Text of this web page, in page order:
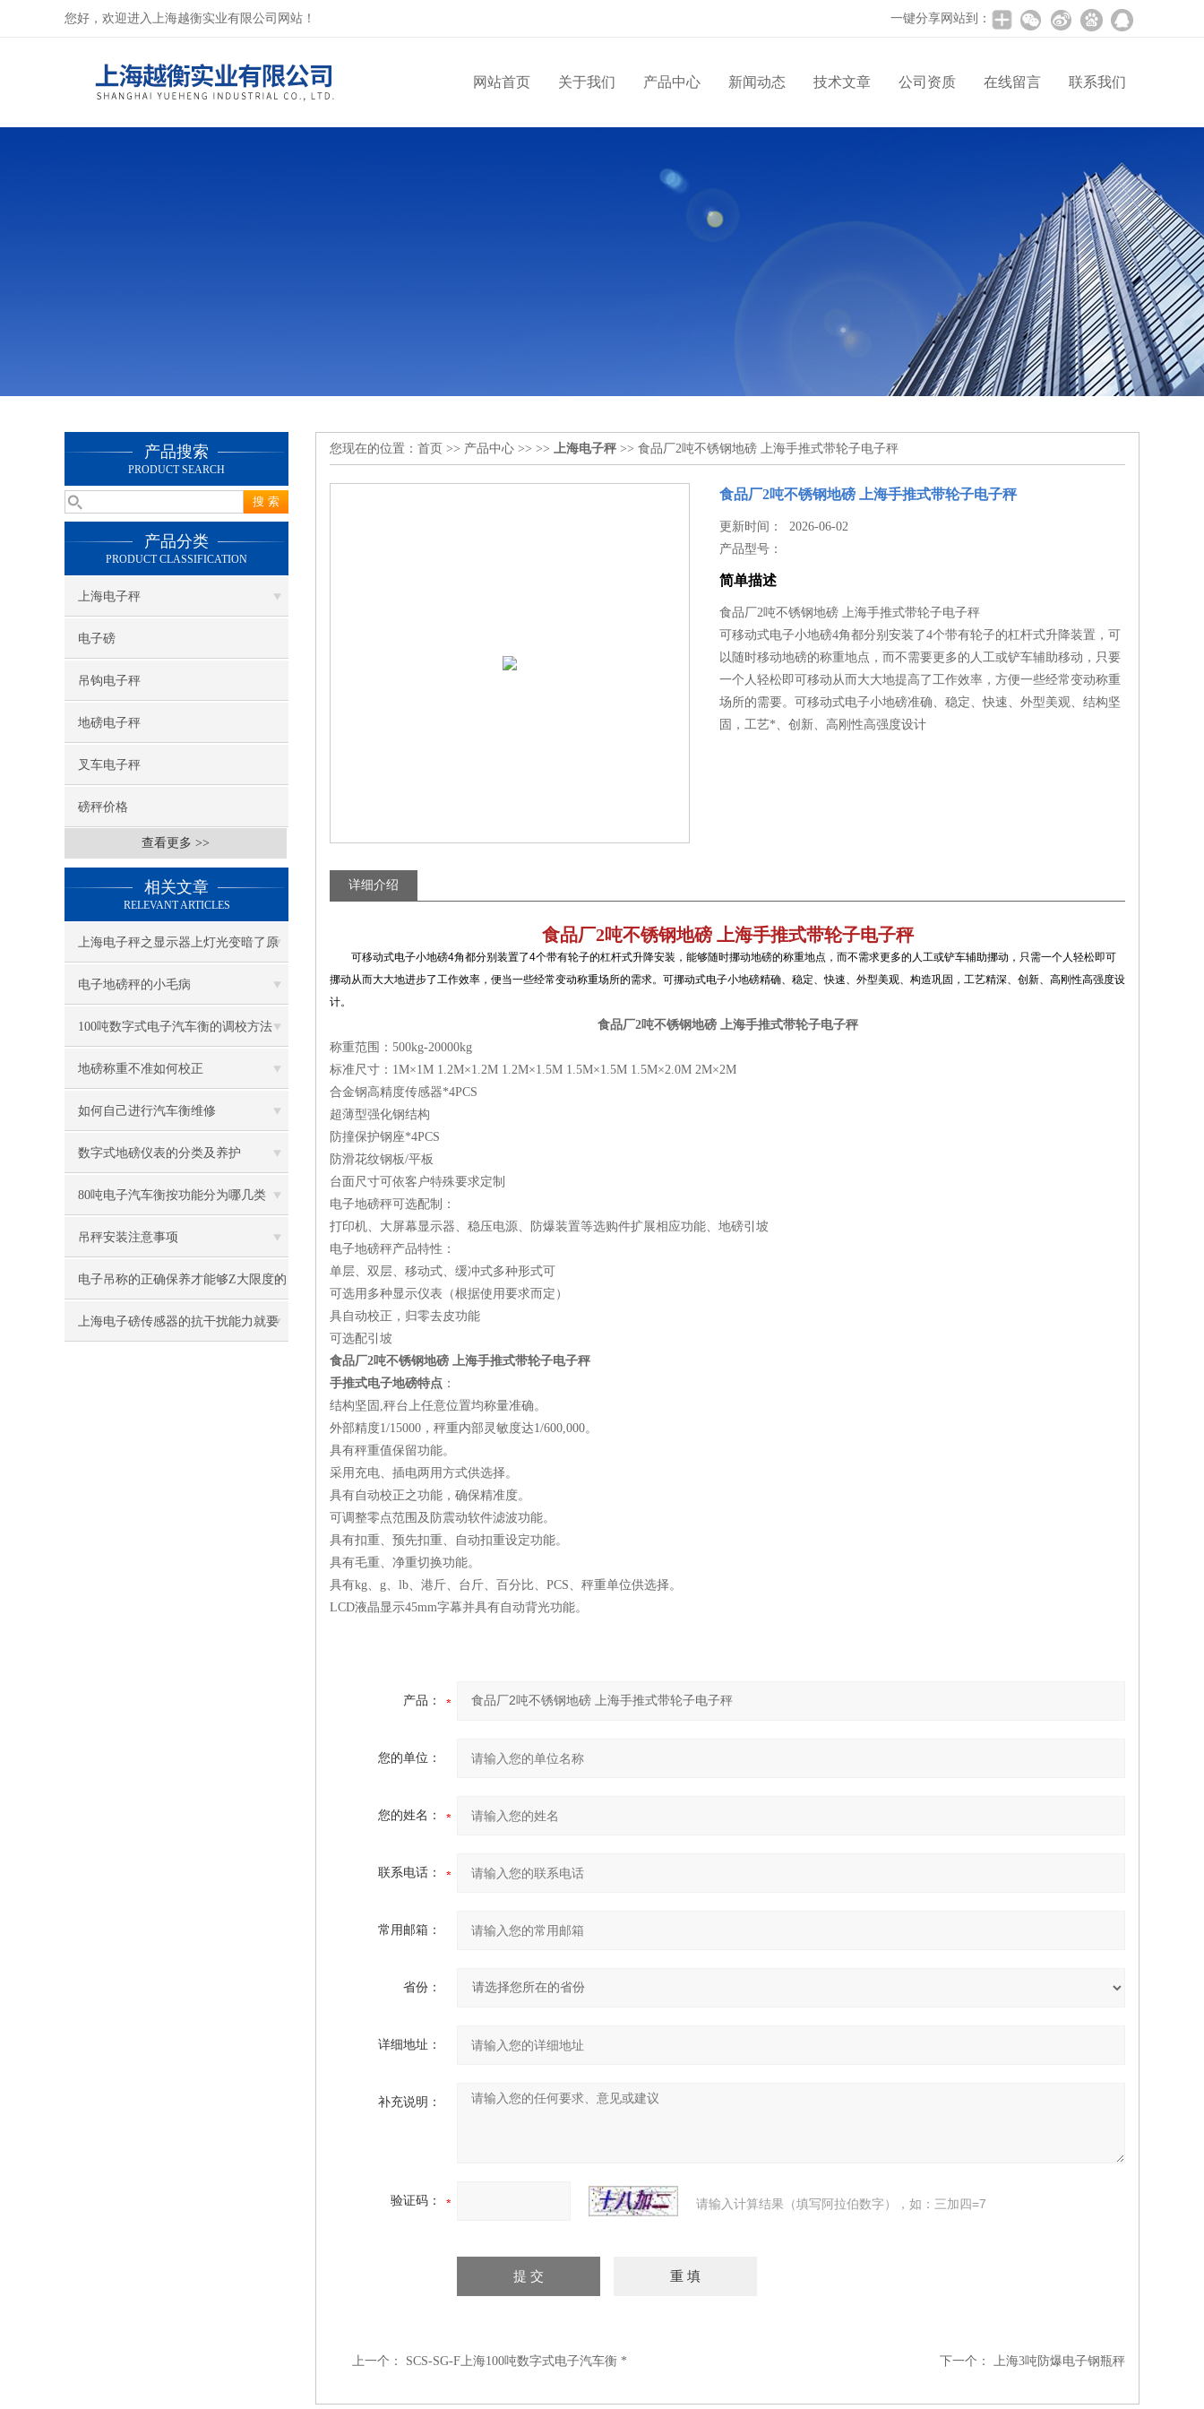
您好，欢迎进入上海越衡实业有限公司网站！ 一键分享网站到：
网站首页 关于我们 产品中心 新闻动态 技术文章 公司资质 在线留言 联系我们
产品搜索
PRODUCT SEARCH
产品分类
PRODUCT CLASSIFICATION
上海电子秤
电子磅
吊钩电子秤
地磅电子秤
叉车电子秤
磅秤价格
查看更多 >>
相关文章
RELEVANT ARTICLES
上海电子秤之显示器上灯光变暗了原
因
电子地磅秤的小毛病
100吨数字式电子汽车衡的调校方法
地磅称重不准如何校正
如何自己进行汽车衡维修
数字式地磅仪表的分类及养护
80吨电子汽车衡按功能分为哪几类
吊秤安装注意事项
电子吊称的正确保养才能够Z大限度的
延长其寿命
上海电子磅传感器的抗干扰能力就要
您现在的位置： 首页 >> 产品中心 >> >> 上海电子秤 >> 食品厂2吨不锈钢地磅 上海手推式带轮子电子秤
食品厂2吨不锈钢地磅 上海手推式带轮子电子秤
更新时间： 2026-06-02
产品型号：
简单描述
食品厂2吨不锈钢地磅 上海手推式带轮子电子秤
可移动式电子小地磅4角都分别安装了4个带有轮子的杠杆式升降装置，可
以随时移动地磅的称重地点，而不需要更多的人工或铲车辅助移动，只要
一个人轻松即可移动从而大大地提高了工作效率，方便一些经常变动称重
场所的需要。可移动式电子小地磅准确、稳定、快速、外型美观、结构坚
固，工艺*、创新、高刚性高强度设计
详细介绍
食品厂2吨不锈钢地磅 上海手推式带轮子电子秤
可移动式电子小地磅4角都分别装置了4个带有轮子的杠杆式升降安装，能够随时挪动地磅的称重地点，而不需求更多的人工或铲车辅助挪动，只需一个人轻松即可
挪动从而大大地进步了工作效率，便当一些经常变动称重场所的需求。可挪动式电子小地磅精确、稳定、快速、外型美观、构造巩固，工艺精深、创新、高刚性高强度设
计。
食品厂2吨不锈钢地磅 上海手推式带轮子电子秤
称重范围：500kg-20000kg
标准尺寸：1M×1M 1.2M×1.2M 1.2M×1.5M 1.5M×1.5M 1.5M×2.0M 2M×2M
合金钢高精度传感器*4PCS
超薄型强化钢结构
防撞保护钢座*4PCS
防滑花纹钢板/平板
台面尺寸可依客户特殊要求定制
电子地磅秤可选配制：
打印机、大屏幕显示器、稳压电源、防爆装置等选购件扩展相应功能、地磅引坡
电子地磅秤产品特性：
单层、双层、移动式、缓冲式多种形式可
可选用多种显示仪表（根据使用要求而定）
具自动校正，归零去皮功能
可选配引坡
食品厂2吨不锈钢地磅 上海手推式带轮子电子秤
手推式电子地磅特点 ：
结构坚固,秤台上任意位置均称量准确。
外部精度1/15000，秤重内部灵敏度达1/600,000。
具有秤重值保留功能。
采用充电、插电两用方式供选择。
具有自动校正之功能，确保精准度。
可调整零点范围及防震动软件滤波功能。
具有扣重、预先扣重、自动扣重设定功能。
具有毛重、净重切换功能。
具有kg、g、lb、港斤、台斤、百分比、PCS、秤重单位供选择。
LCD液晶显示45mm字幕并具有自动背光功能。
产品：
您的单位：
您的姓名：
联系电话：
常用邮箱：
省份：
详细地址：
补充说明：
验证码： 请输入计算结果（填写阿拉伯数字），如：三加四=7
上一个： SCS-SG-F上海100吨数字式电子汽车衡 * 下一个： 上海3吨防爆电子钢瓶秤